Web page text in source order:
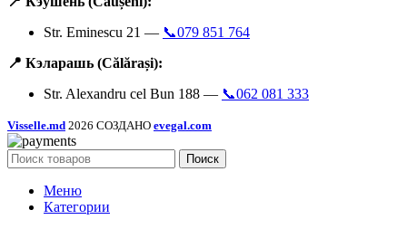
Str. Eminescu 21 — 📞079 851 764
📍 Кэларашь (Călărași):
Str. Alexandru cel Bun 188 — 📞062 081 333
Visselle.md 2026 СОЗДАНО evegal.com
Поиск
Меню
Категории